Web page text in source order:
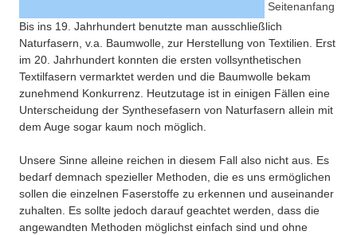
Bis ins 19. Jahrhundert benutzte man ausschließlich
Naturfasern, v.a. Baumwolle, zur Herstellung von Textilien. Erst
im 20. Jahrhundert konnten die ersten vollsynthetischen
Textilfasern vermarktet werden und die Baumwolle bekam
zunehmend Konkurrenz. Heutzutage ist in einigen Fällen eine
Unterscheidung der Synthesefasern von Naturfasern allein mit
dem Auge sogar kaum noch möglich.
Unsere Sinne alleine reichen in diesem Fall also nicht aus. Es
bedarf demnach spezieller Methoden, die es uns ermöglichen
sollen die einzelnen Faserstoffe zu erkennen und auseinander
zuhalten. Es sollte jedoch darauf geachtet werden, dass die
angewandten Methoden möglichst einfach sind und ohne